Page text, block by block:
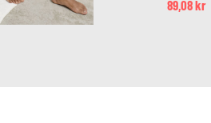
89,08 kr